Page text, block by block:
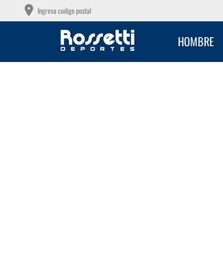
Ingresa codigo postal
SIN INTERÉS CON TU DEBITO
HOMBRE